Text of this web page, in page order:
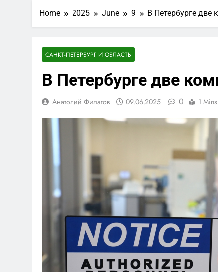
Home 2025 June 9 В Петербурге две
САНКТ-ПЕТЕРБУРГ И ОБЛАСТЬ
В Петербурге две
Анатолий Филатов 09.06.2025 0 1 Mins